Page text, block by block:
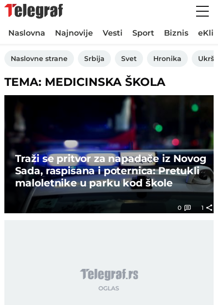
Naslovna Najnovije Vesti Sport Biznis
Naslovne strane Srbija Svet Hronika
TEMA: MEDICINSKA ŠKOLA
Traži se pritvor za napadače iz Novog
Sada, raspisana i poternica: Pretukli
maloletnike u parku kod škole
0 1